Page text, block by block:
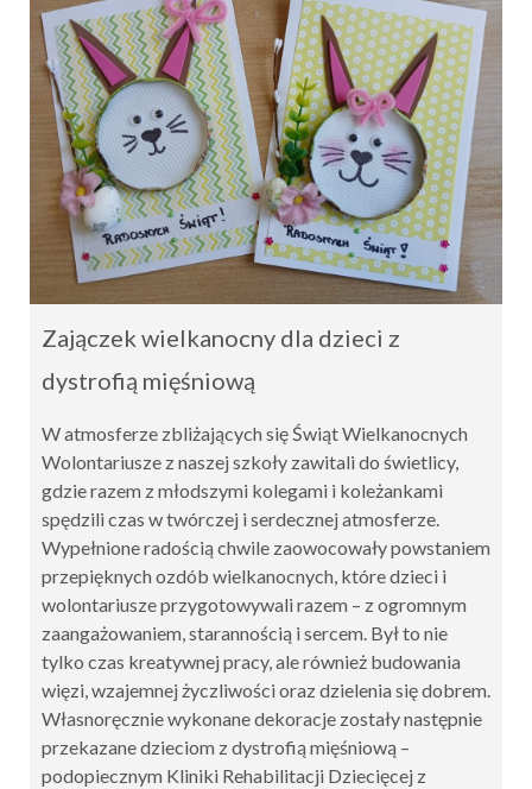
Zajączek wielkanocny dla dzieci z
dystrofią mięśniową
W atmosferze zbliżających się Świąt Wielkanocnych
Wolontariusze z naszej szkoły zawitali do świetlicy,
gdzie razem z młodszymi kolegami i koleżankami
spędzili czas w twórczej i serdecznej atmosferze.
Wypełnione radością chwile zaowocowały powstaniem
przepięknych ozdób wielkanocnych, które dzieci i
wolontariusze przygotowywali razem – z ogromnym
zaangażowaniem, starannością i sercem. Był to nie
tylko czas kreatywnej pracy, ale również budowania
więzi, wzajemnej życzliwości oraz dzielenia się dobrem.
Własnoręcznie wykonane dekoracje zostały następnie
przekazane dzieciom z dystrofią mięśniową –
podopiecznym Kliniki Rehabilitacji Dziecięcej z